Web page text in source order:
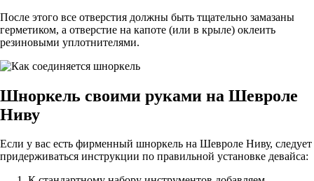
После этого все отверстия должны быть тщательно замазаны
герметиком, а отверстие на капоте (или в крыле) оклеить
резиновыми уплотнителями.
Шноркель своими руками на Шевроле
Ниву
Если у вас есть фирменный шноркель на Шевроле Ниву, следует
придерживаться инструкции по правильной установке девайса: